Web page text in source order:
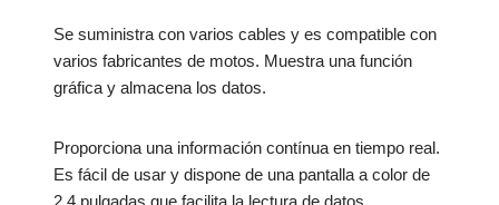
Se suministra con varios cables y es compatible con
varios fabricantes de motos. Muestra una función
gráfica y almacena los datos.
Proporciona una información contínua en tiempo real.
Es fácil de usar y dispone de una pantalla a color de